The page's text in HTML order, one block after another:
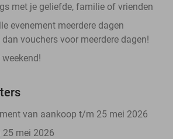
met je geliefde, familie of vrienden
evenement meerdere dagen
vouchers voor meerdere dagen!
van aankoop t/m 25 mei 2026
mei 2026